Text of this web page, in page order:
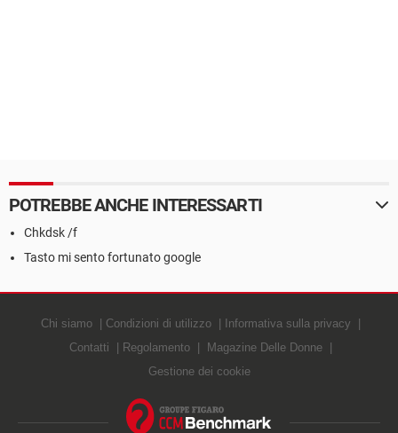
POTREBBE ANCHE INTERESSARTI
Chkdsk /f
Tasto mi sento fortunato google
Chi siamo Condizioni di utilizzo
Informativa sulla privacy
Contatti
Regolamento
Magazine Delle Donne
Gestione dei cookie